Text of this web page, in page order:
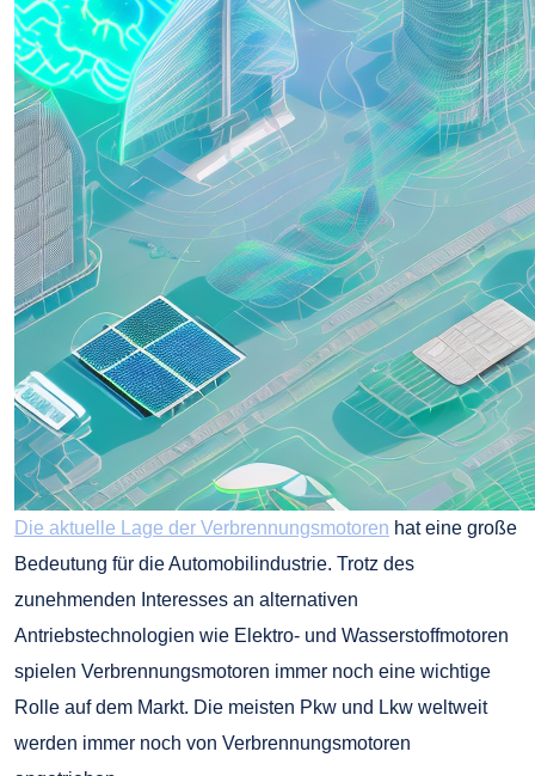
Die aktuelle Lage der Verbrennungsmotoren hat eine große
Bedeutung für die Automobilindustrie. Trotz des
zunehmenden Interesses an alternativen
Antriebstechnologien wie Elektro- und Wasserstoffmotoren
spielen Verbrennungsmotoren immer noch eine wichtige
Rolle auf dem Markt. Die meisten Pkw und Lkw weltweit
werden immer noch von Verbrennungsmotoren